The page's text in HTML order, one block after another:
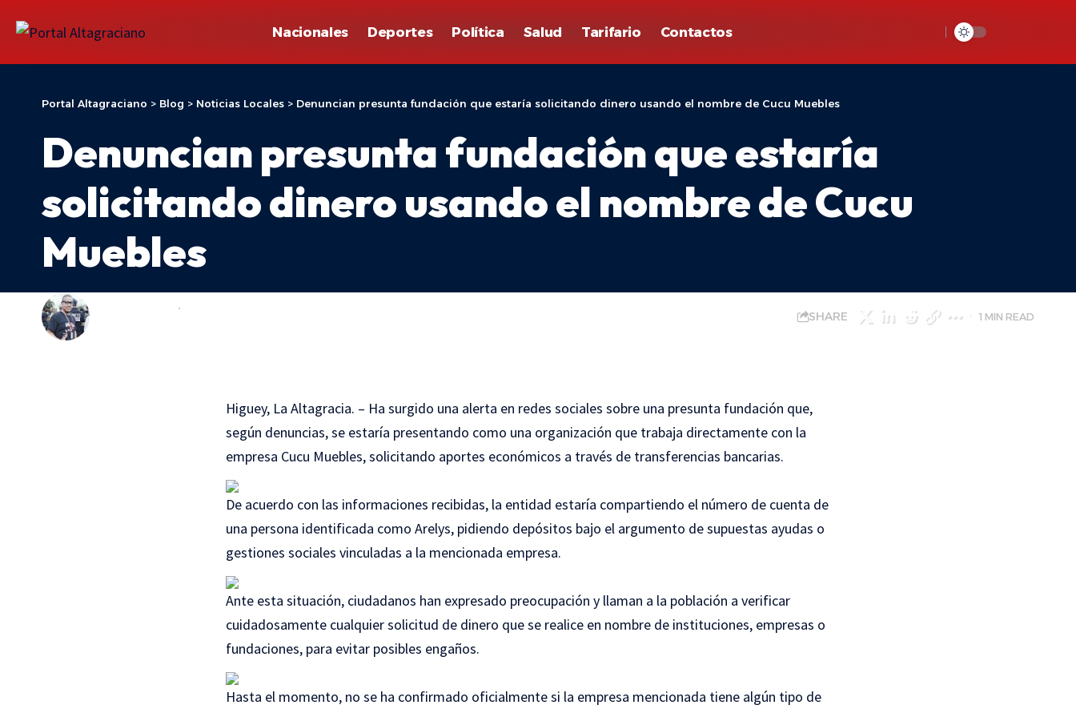
Nacionales Deportes Política Salud Tarifario Contactos
Portal Altagraciano > Blog > Noticias Locales > Denuncian presunta fundación que estaría solicitando dinero usando el nombre de Cucu Muebles
Denuncian presunta fundación que estaría
solicitando dinero usando el nombre de Cucu
Muebles
LAST UPDATED: 18 DE MARZO DE 2026 17:24
ADONIS ARACHE
SHARE 1 MIN READ
Higuey, La Altagracia. – Ha surgido una alerta en redes sociales sobre una presunta fundación que,
según denuncias, se estaría presentando como una organización que trabaja directamente con la
empresa Cucu Muebles, solicitando aportes económicos a través de transferencias bancarias.
De acuerdo con las informaciones recibidas, la entidad estaría compartiendo el número de cuenta de
una persona identificada como Arelys, pidiendo depósitos bajo el argumento de supuestas ayudas o
gestiones sociales vinculadas a la mencionada empresa.
Ante esta situación, ciudadanos han expresado preocupación y llaman a la población a verificar
cuidadosamente cualquier solicitud de dinero que se realice en nombre de instituciones, empresas o
fundaciones, para evitar posibles engaños.
Hasta el momento, no se ha confirmado oficialmente si la empresa mencionada tiene algún tipo de